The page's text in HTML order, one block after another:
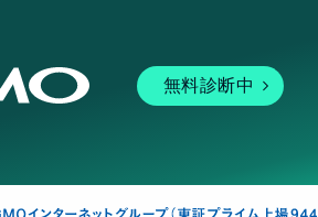
無料診断中